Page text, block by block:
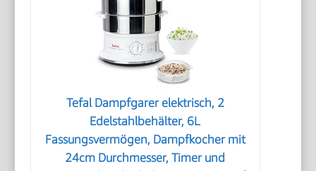
Tefal Dampfgarer elektrisch, 2
Edelstahlbehälter, 6L
Fassungsvermögen, Dampfkocher mit
24cm Durchmesser, Timer und